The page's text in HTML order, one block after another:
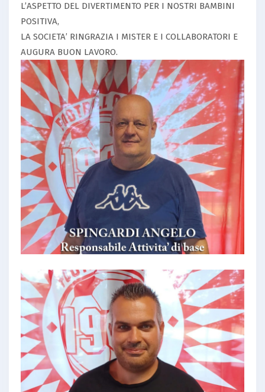
L’ASPETTO DEL DIVERTIMENTO PER I NOSTRI BAMBINI
POSITIVA,
LA SOCIETA’ RINGRAZIA I MISTER E I COLLABORATORI E
AUGURA BUON LAVORO.